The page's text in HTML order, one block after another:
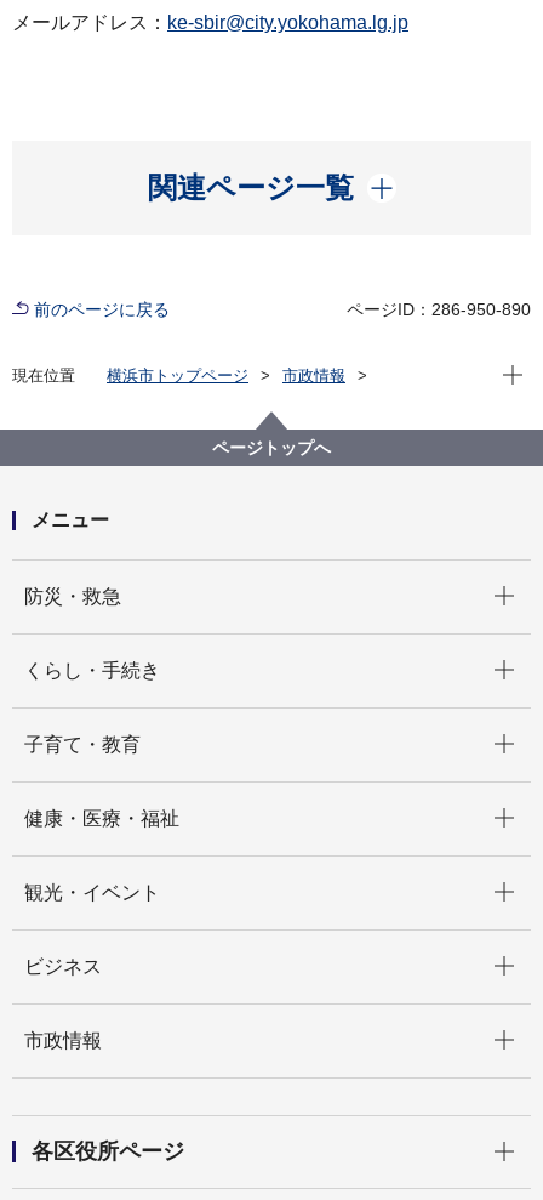
メールアドレス： ke-sbir@city.yokohama.lg.jp
関連ページ一覧
開く
前のページに戻る ページID：286-950-890
現在位置 横浜市トップページ
市政情報
横浜のものづくりチャレンジ企業を応援します
現在
ページトップへ
メニュー
防災・救急
くらし・手続き
子育て・教育
健康・医療・福祉
観光・イベント
ビジネス
市政情報
各区役所ページ